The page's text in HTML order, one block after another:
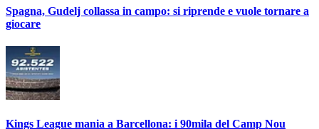
Spagna, Gudelj collassa in campo: si riprende e vuole tornare a
giocare
Kings League mania a Barcellona: i 90mila del Camp Nou